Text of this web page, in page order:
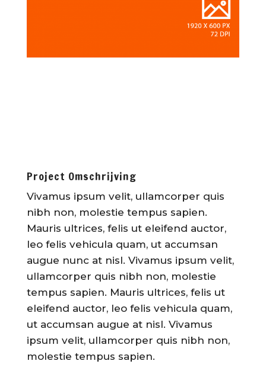
Project Omschrijving
Vivamus ipsum velit, ullamcorper quis
nibh non, molestie tempus sapien.
Mauris ultrices, felis ut eleifend auctor,
leo felis vehicula quam, ut accumsan
augue nunc at nisl. Vivamus ipsum velit,
ullamcorper quis nibh non, molestie
tempus sapien. Mauris ultrices, felis ut
eleifend auctor, leo felis vehicula quam,
ut accumsan augue at nisl. Vivamus
ipsum velit, ullamcorper quis nibh non,
molestie tempus sapien.